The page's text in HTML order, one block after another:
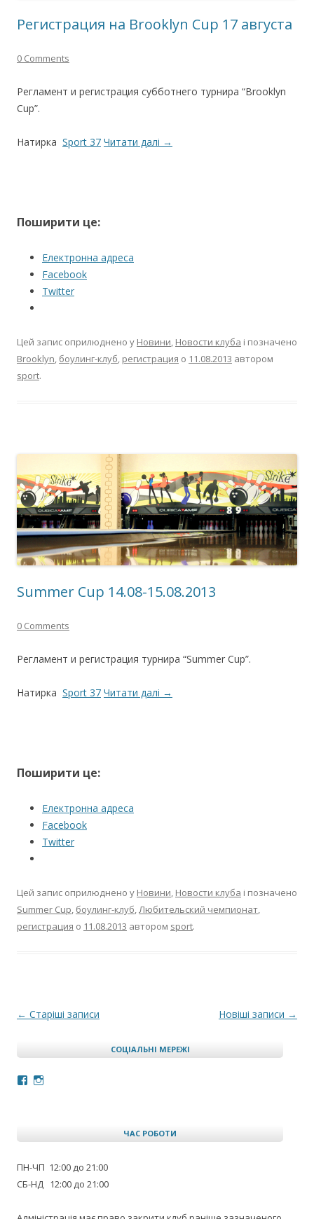
Регистрация на Brooklyn Cup 17 августа
0 Comments
Регламент и регистрация субботнего турнира “Brooklyn
Cup”.
Натирка Sport 37 Читати далі →
Поширити це:
Електронна адреса
Facebook
Twitter
Цей запис оприлюднено у Новини, Новости клуба і позначено
Brooklyn, боулинг-клуб, регистрация о 11.08.2013 автором
sport.
Summer Cup 14.08-15.08.2013
0 Comments
Регламент и регистрация турнира “Summer Cup”.
Натирка Sport 37 Читати далі →
Поширити це:
Електронна адреса
Facebook
Twitter
Цей запис оприлюднено у Новини Новости клуба і позначено
Summer Cup боулинг-клуб Любительский чемпионат
регистрация о 11.08.2013 автором sport.
Навігація по запису
← Старіші записи Новіші записи →
СОЦІАЛЬНІ МЕРЕЖІ
Facebook
Instagram
ЧАС РОБОТИ
ПН-ЧП 12:00 до 21:00
СБ-НД 12:00 до 21:00